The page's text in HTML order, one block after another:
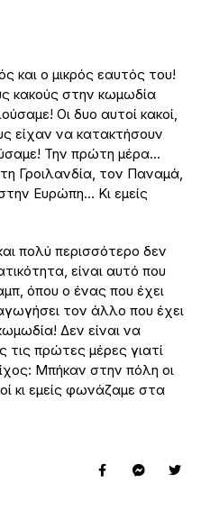
και ο μικρός εαυτός του!
κακούς στην κωμωδία
Οι δυο αυτοί κακοί,
είχαν να κατακτήσουν
Την πρώτη μέρα…
Γροιλανδία, τον Παναμά,
Ευρώπη… Κι εμείς
πολύ περισσότερο δεν
είναι αυτό που
όπου ο ένας που έχει
τον άλλο που έχει
Δεν είναι να
πρώτες μέρες γιατί
Μπήκαν στην πόλη οι
κι εμείς φωνάζαμε στα